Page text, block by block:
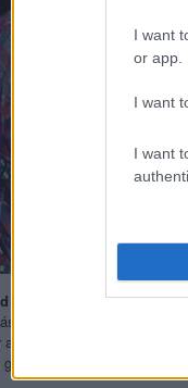
I want
or app.
I want
I want
- aki depis Pókembertől
- épp a minap
élettől. Több se kellett
pályaképét.